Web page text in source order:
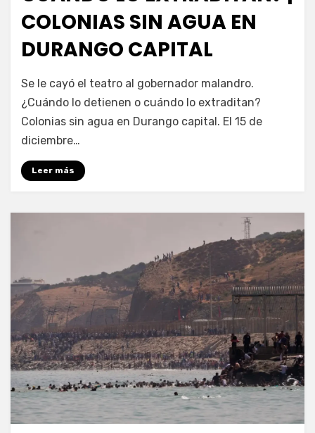
COLONIAS SIN AGUA EN
DURANGO CAPITAL
por Fernando Miranda Servín
Se le cayó el teatro al gobernador malandro.
¿Cuándo lo detienen o cuándo lo extraditan?
Colonias sin agua en Durango capital. El 15 de
diciembre…
Leer más